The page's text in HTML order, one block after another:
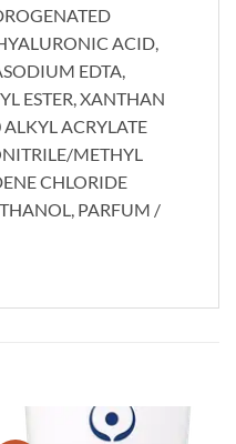
ACID,
EDTA,
ESTER, XANTHAN
ACRYLATE
METHYL
CHLORIDE
PARFUM /